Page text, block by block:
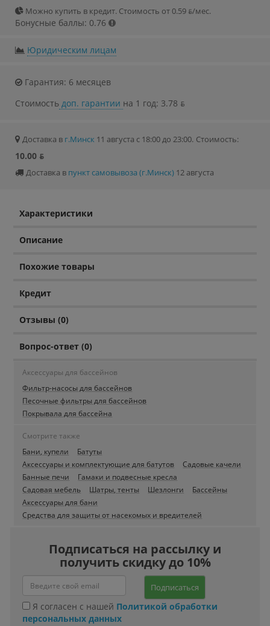
Можно купить в кредит. Стоимость от 0.59 ƃ/мec.
Бонусные баллы: 0.76
Юридическим лицам
Гарантия: 6 месяцев
Стоимость доп. гарантии на 1 год: 3.78 ƃ
Доставка в г.Минск 11 августа с 18:00 до 23:00. Стоимость:
10.00 ƃ
Доставка в пункт самовывоза (г.Минск) 12 августа
Характеристики
Описание
Похожие товары
Кредит
Отзывы (0)
Вопрос-ответ (0)
Аксессуары для бассейнов
Фильтр-насосы для бассейнов
Песочные фильтры для бассейнов
Покрывала для бассейна
Смотрите также
Бани, купели
Батуты
Аксессуары и комплектующие для батутов
Садовые качели
Банные печи
Гамаки и подвесные кресла
Садовая мебель
Шатры, тенты Шезлонги
Бассейны
Аксессуары для бани
Средства для защиты от насекомых и вредителей
Подписаться на рассылку и
получить скидку до 10%
Подписаться
Я согласен с нашей Политикой обработки
персональных данных